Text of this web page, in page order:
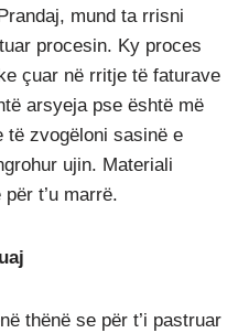
mund ta rrisni
procesin. Ky proces
çuar në rritje të faturave
arsyeja pse është më
të zvogëloni sasinë e
ujin. Materiali
t’u marrë.
thënë se për t’i pastruar